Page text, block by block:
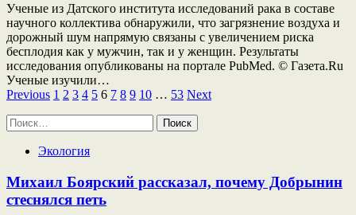
Ученые из Датского института исследований рака в составе
научного коллектива обнаружили, что загрязнение воздуха и
дорожный шум напрямую связаны с увеличением риска
бесплодия как у мужчин, так и у женщин. Результаты
исследования опубликованы на портале PubMed. © Газета.Ru
Ученые изучили…
Пагинация
записей
Previous 1 2 3 4 5 6 7 8 9 10 … 53 Next
Найти:
Экология
Михаил Боярский рассказал, почему Добрынин
стеснялся петь